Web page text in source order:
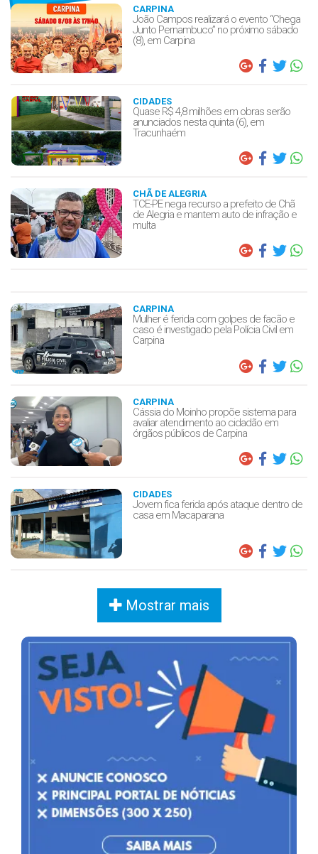
CARPINA
João Campos realizará o evento “Chega
Junto Pernambuco” no próximo sábado
(8), em Carpina
CIDADES
Quase R$ 4,8 milhões em obras serão
anunciados nesta quinta (6), em
Tracunhaém
CHÃ DE ALEGRIA
TCE-PE nega recurso a prefeito de Chã
de Alegria e mantem auto de infração e
multa
CARPINA
Mulher é ferida com golpes de facão e
caso é investigado pela Polícia Civil em
Carpina
CARPINA
Cássia do Moinho propõe sistema para
avaliar atendimento ao cidadão em
órgãos públicos de Carpina
CIDADES
Jovem fica ferida após ataque dentro de
casa em Macaparana
Mostrar mais